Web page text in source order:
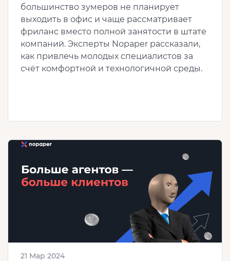
большинство зумеров не планирует
выходить в офис и чаще рассматривает
фриланс вместо полной занятости в штате
компаний. Эксперты Nopaper рассказали,
как привлечь молодых специалистов за
счёт комфортной и технологичной среды.
21 Мар 2024